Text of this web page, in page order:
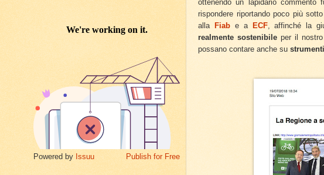
ottenendo un lapidario commento
rispondere riportando poco più
alla Fiab e a ECF, affinché la
realmente sostenibile per il
possano contare anche su
Powered by Issuu Publish for Free